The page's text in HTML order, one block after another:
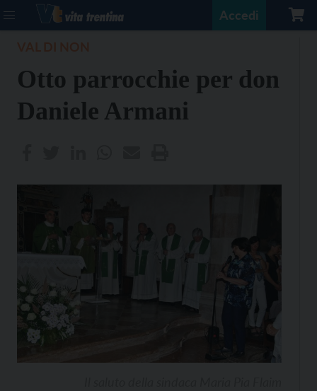
Accedi
Otto parrocchie per don
Daniele Armani